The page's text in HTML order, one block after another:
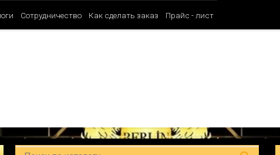
Сотрудничество Как сделать заказ Прайс - лист